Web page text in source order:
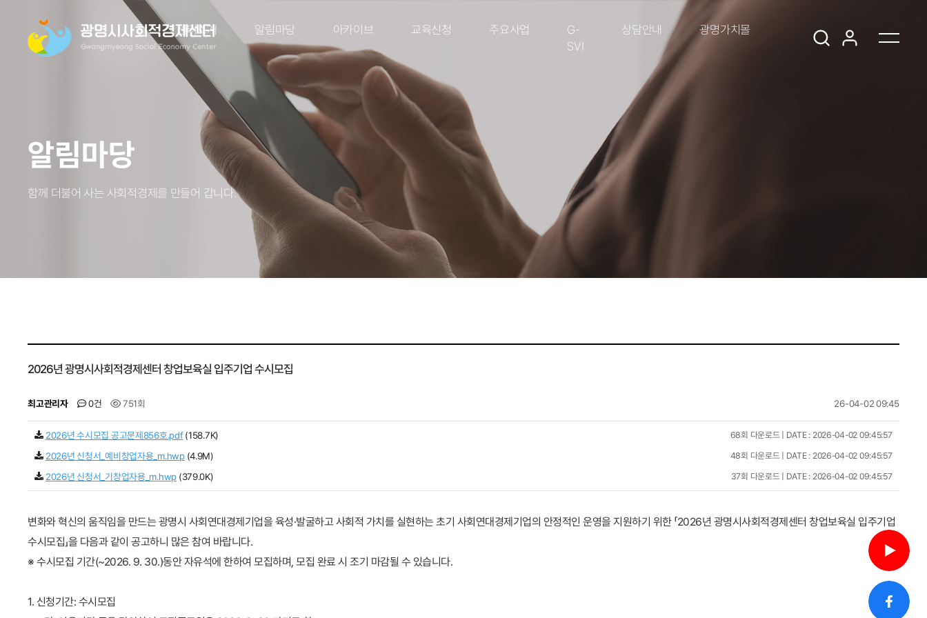
센터소개 알림마당 아카이브 교육신청 주요사업
G-
SVI
상담안내 광명가치몰
알림마당
함께 더불어 사는 사회적경제를 만들어 갑니다.
2026년 광명시사회적경제센터 창업보육실 입주기업 수시모집
최고관리자 0건 751회 26-04-02 09:45
2026년 수시모집 공고문제856호.pdf(158.7K) 68회 다운로드 | DATE : 2026-04-02 09:45:57
2026년 신청서_예비창업자용_m.hwp(4.9M) 48회 다운로드 | DATE : 2026-04-02 09:45:57
2026년 신청서_기창업자용_m.hwp (379.0K) 37회 다운로드 | DATE : 2026-04-02 09:45:57
변화와 혁신의 움직임을 만드는 광명시 사회연대경제기업을 육성·발굴하고 사회적 가치를 실현하는 초기 사회연대경제기업의 안정적인 운영을 지원하기 위한 「2026년 광명시사회적경제센터 창업보육실 입주기업
수시모집」을 다음과 같이 공고하니 많은 참여 바랍니다.
※ 수시모집 기간(~2026. 9. 30.)동안 자유석에 한하여 모집하며, 모집 완료 시 조기 마감될 수 있습니다.
1. 신청기간: 수시모집